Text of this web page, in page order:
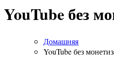
YouTube без
Домашняя
YouTube без